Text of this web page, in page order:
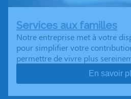
Services aux familles
Notre entreprise met à votre
pour simplifier votre
permettre de vivre plus
En savoir